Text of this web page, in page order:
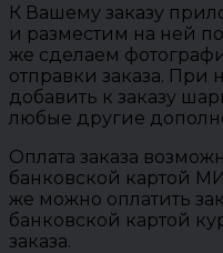
К Вашему заказу
и разместим на ней
же сделаем
отправки заказа.
добавить к заказу
любые другие
Оплата заказа
банковской картой
же можно оплатить
банковской картой
заказа.